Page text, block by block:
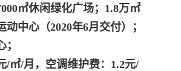
㎡休闲绿化广场；1.8万㎡
动中心（2020年6月交付）；
/㎡/月，空调维护费：1.2元/